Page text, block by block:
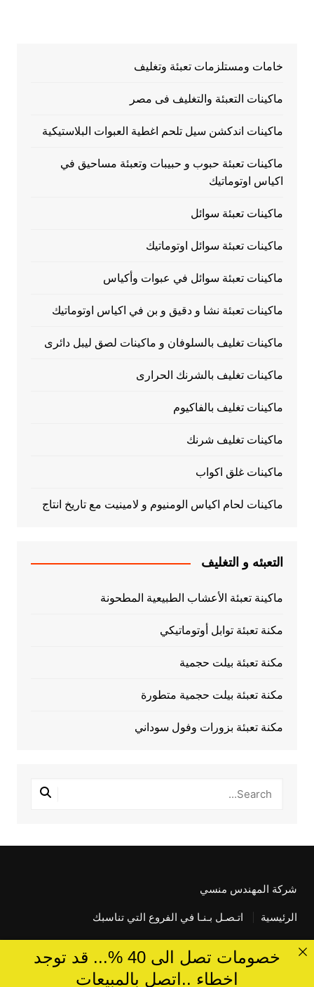
خامات ومستلزمات تعبئة وتغليف
ماكينات التعبئة والتغليف فى مصر
ماكينات اندكشن سيل تلحم اغطية العبوات البلاستيكية
ماكينات تعبئة حبوب و حبيبات وتعبئة مساحيق في
اكياس اوتوماتيك
ماكينات تعبئة سوائل
ماكينات تعبئة سوائل اوتوماتيك
ماكينات تعبئة سوائل في عبوات وأكياس
ماكينات تعبئة نشا و دقيق و بن في اكياس اوتوماتيك
ماكينات تغليف بالسلوفان و ماكينات لصق ليبل دائرى
ماكينات تغليف بالشرنك الحرارى
ماكينات تغليف بالفاكيوم
ماكينات تغليف شرنك
ماكينات غلق اكواب
ماكينات لحام اكياس الومنيوم و لامينيت مع تاريخ انتاج
التعبئه و التغليف
ماكينة تعبئة الأعشاب الطبيعية المطحونة
مكنة تعبئة توابل أوتوماتيكي
مكنة تعبئة بيلت حجمية
مكنة تعبئة بيلت حجمية متطورة
مكنة تعبئة بزورات وفول سوداني
شركة المهندس منسي
الرئيسية اتـصـل بـنـا في الفروع التي تناسبك
خصومات تصل الى 40 %... قد توجد
اخطاء ..اتصل بالمبيعات